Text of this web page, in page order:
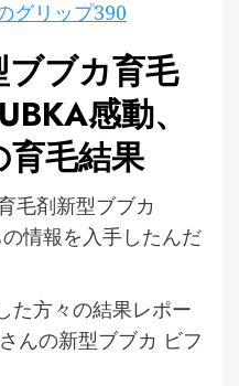
ブカ育毛
感動、
毛結果
毛剤新型ブブカ
情報を入手したんだ
た方々の結果レポー
んの新型ブブカ ビフ